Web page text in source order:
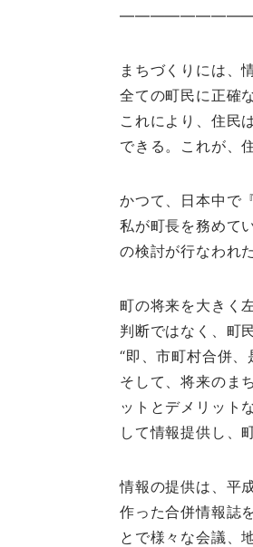
まちづくりには、
全ての町民に正確
これにより、住民
できる。これが、
かつて、日本中で
私が町長を務めて
の検討が行なわれた
町の将来を大きく
判断ではなく、町
“即、市町村合併、
そして、将来のま
ットとデメリット
して情報提供し、
情報の提供は、平
作った合併情報誌
とで様々な会議、